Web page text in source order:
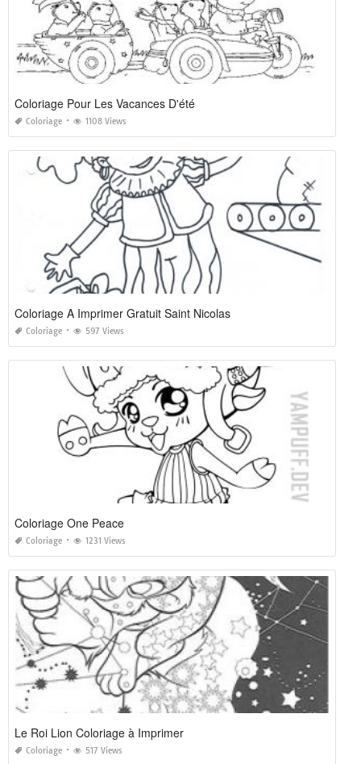
Coloriage Pour Les Vacances D'été
Coloriage 1108 Views
Coloriage A Imprimer Gratuit Saint Nicolas
Coloriage 597 Views
Coloriage One Peace
Coloriage 1231 Views
Le Roi Lion Coloriage à Imprimer
Coloriage 517 Views